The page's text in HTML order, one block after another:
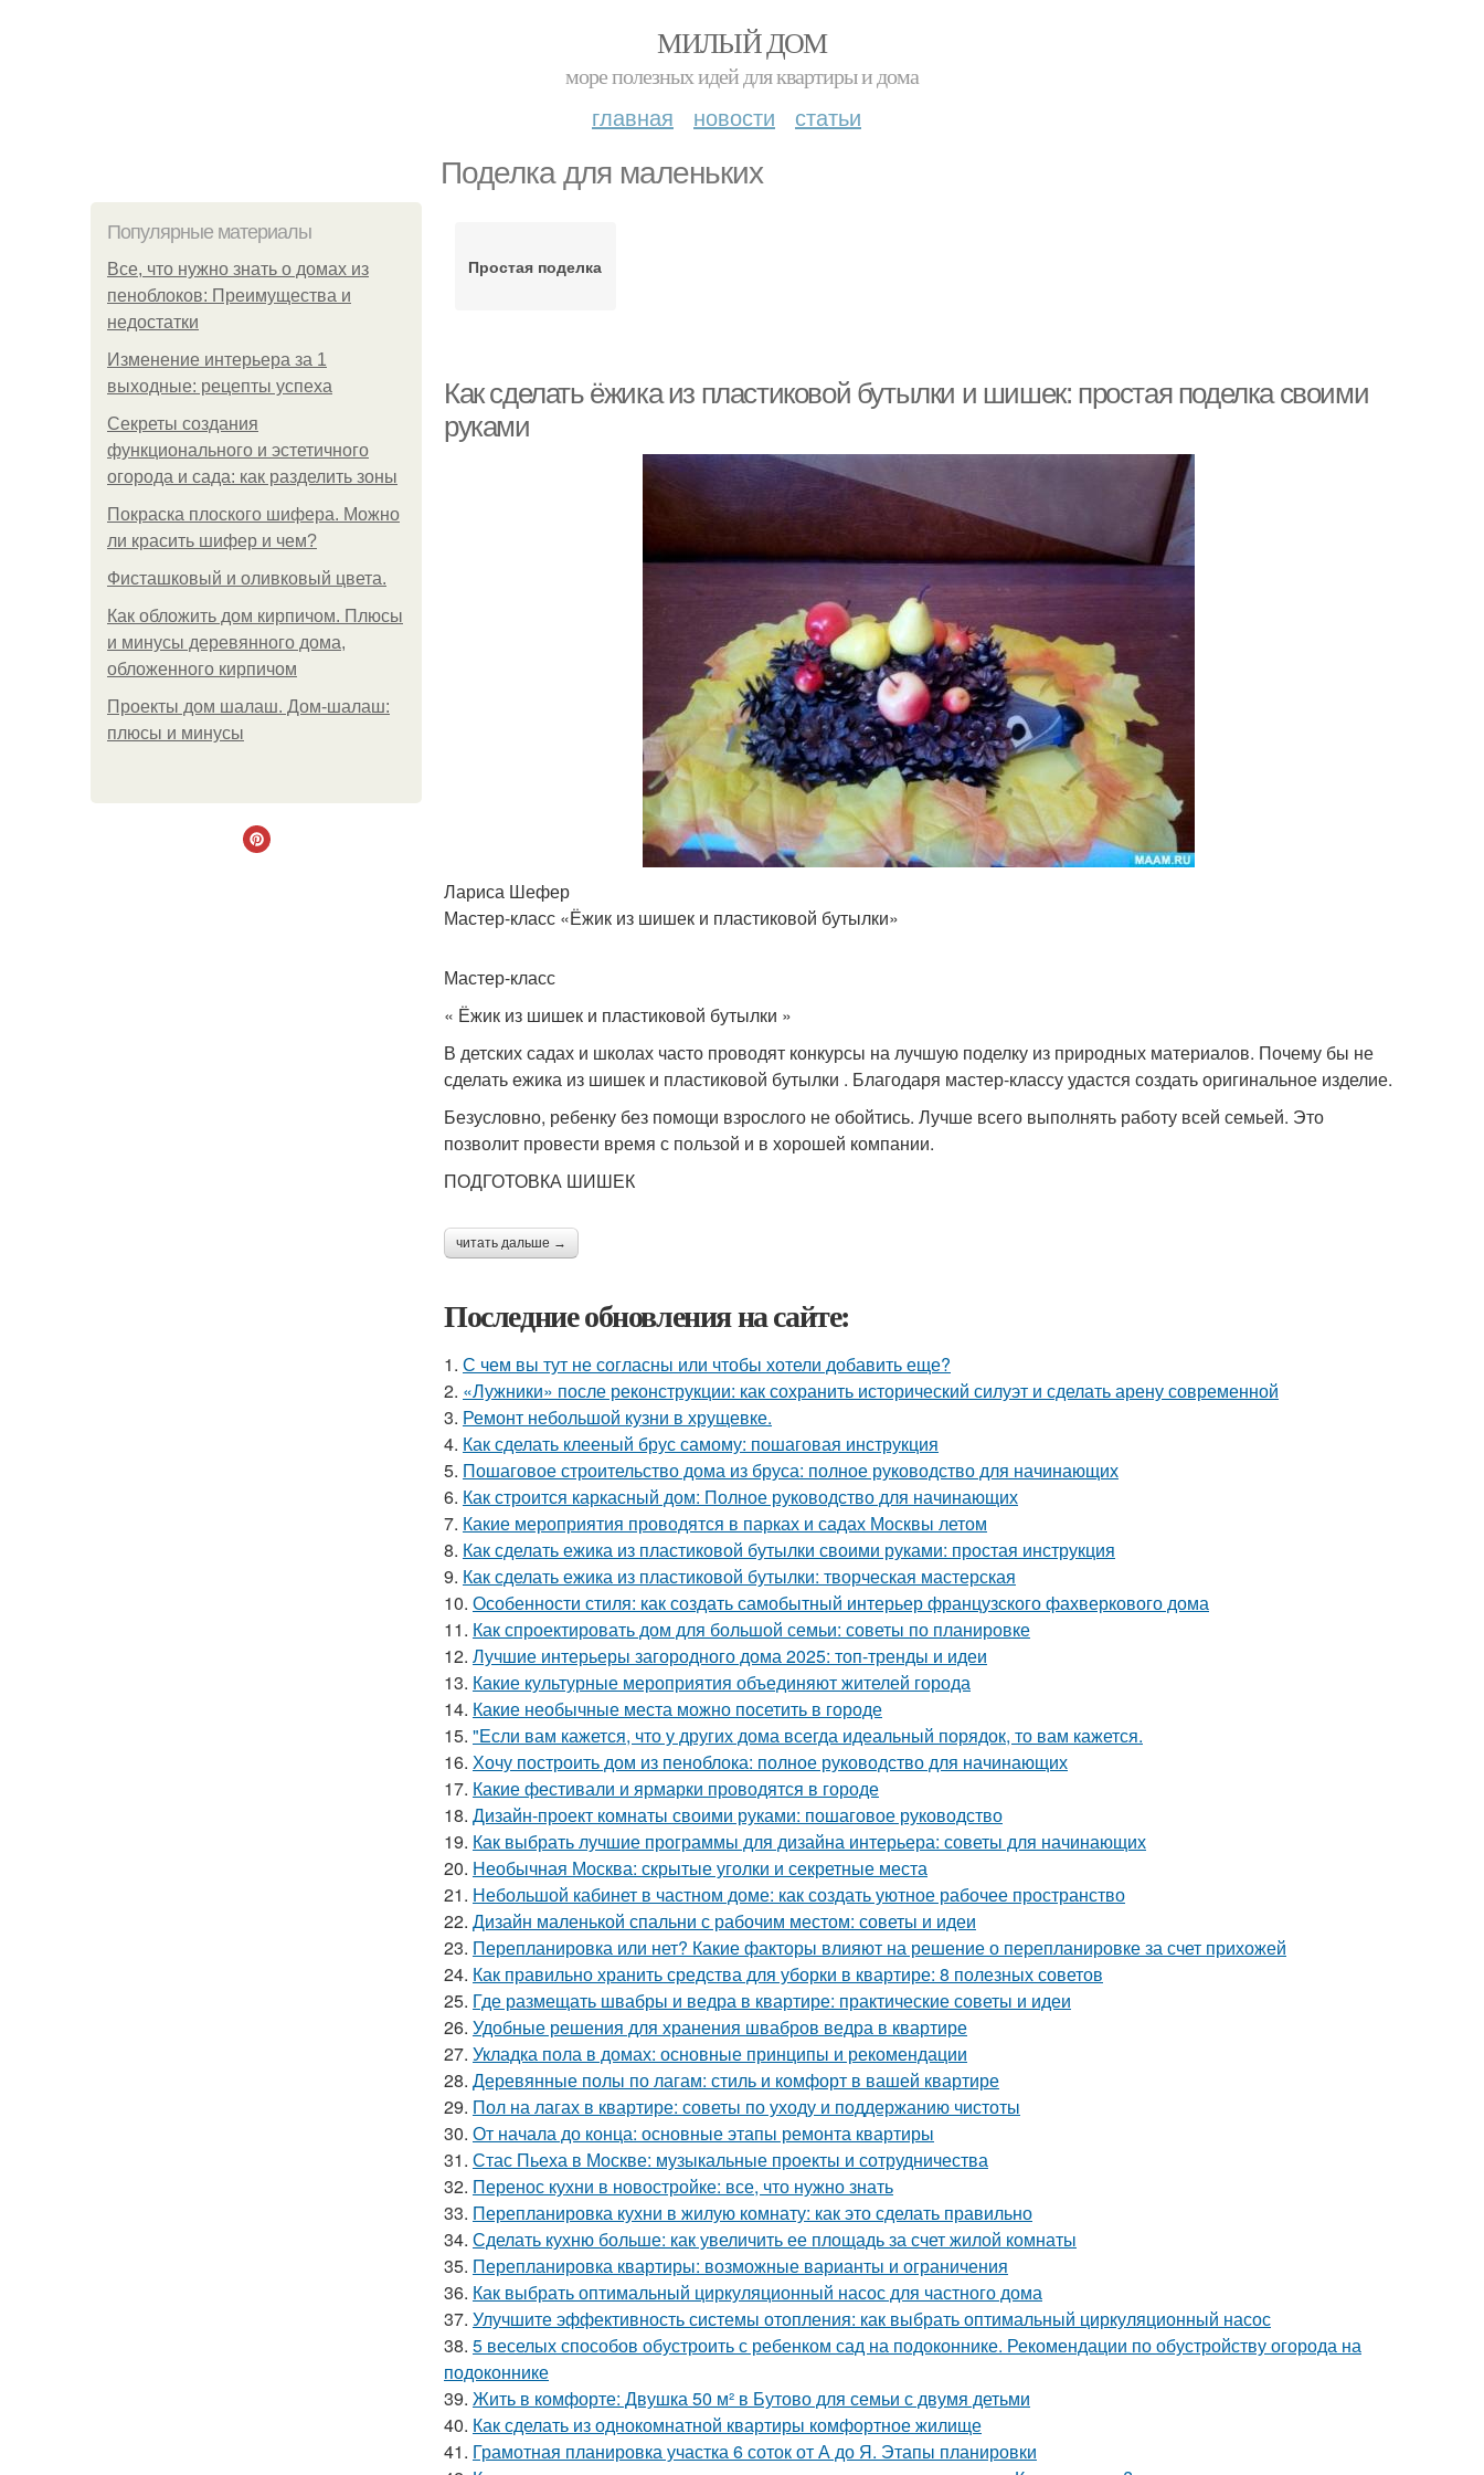
МИЛЫЙ ДОМ
море полезных идей для квартиры и дома
главная новости статьи
Поделка для маленьких
Популярные материалы
Все, что нужно знать о домах из
пеноблоков: Преимущества и
недостатки
Изменение интерьера за 1
выходные: рецепты успеха
Секреты создания
функционального и эстетичного
огорода и сада: как разделить зоны
Покраска плоского шифера. Можно
ли красить шифер и чем?
Фисташковый и оливковый цвета.
Как обложить дом кирпичом. Плюсы
и минусы деревянного дома,
обложенного кирпичом
Проекты дом шалаш. Дом-шалаш:
плюсы и минусы
Простая поделка
Как сделать ёжика из пластиковой бутылки и шишек: простая поделка своими
руками
Лариса Шефер
Мастер-класс «Ёжик из шишек и пластиковой бутылки»
Мастер-класс
« Ёжик из шишек и пластиковой бутылки »
В детских садах и школах часто проводят конкурсы на лучшую поделку из природных материалов. Почему бы не
сделать ежика из шишек и пластиковой бутылки . Благодаря мастер-классу удастся создать оригинальное изделие.
Безусловно, ребенку без помощи взрослого не обойтись. Лучше всего выполнять работу всей семьей. Это
позволит провести время с пользой и в хорошей компании.
ПОДГОТОВКА ШИШЕК
читать дальше →
Последние обновления на сайте:
1. С чем вы тут не согласны или чтобы хотели добавить еще?
2. «Лужники» после реконструкции: как сохранить исторический силуэт и сделать арену современной
3. Ремонт небольшой кузни в хрущевке.
4. Как сделать клееный брус самому: пошаговая инструкция
5. Пошаговое строительство дома из бруса: полное руководство для начинающих
6. Как строится каркасный дом: Полное руководство для начинающих
7. Какие мероприятия проводятся в парках и садах Москвы летом
8. Как сделать ежика из пластиковой бутылки своими руками: простая инструкция
9. Как сделать ежика из пластиковой бутылки: творческая мастерская
10. Особенности стиля: как создать самобытный интерьер французского фахверкового дома
11. Как спроектировать дом для большой семьи: советы по планировке
12. Лучшие интерьеры загородного дома 2025: топ-тренды и идеи
13. Какие культурные мероприятия объединяют жителей города
14. Какие необычные места можно посетить в городе
15. "Если вам кажется, что у других дома всегда идеальный порядок, то вам кажется.
16. Хочу построить дом из пеноблока: полное руководство для начинающих
17. Какие фестивали и ярмарки проводятся в городе
18. Дизайн-проект комнаты своими руками: пошаговое руководство
19. Как выбрать лучшие программы для дизайна интерьера: советы для начинающих
20. Необычная Москва: скрытые уголки и секретные места
21. Небольшой кабинет в частном доме: как создать уютное рабочее пространство
22. Дизайн маленькой спальни с рабочим местом: советы и идеи
23. Перепланировка или нет? Какие факторы влияют на решение о перепланировке за счет прихожей
24. Как правильно хранить средства для уборки в квартире: 8 полезных советов
25. Где размещать швабры и ведра в квартире: практические советы и идеи
26. Удобные решения для хранения швабров ведра в квартире
27. Укладка пола в домах: основные принципы и рекомендации
28. Деревянные полы по лагам: стиль и комфорт в вашей квартире
29. Пол на лагах в квартире: советы по уходу и поддержанию чистоты
30. От начала до конца: основные этапы ремонта квартиры
31. Стас Пьеха в Москве: музыкальные проекты и сотрудничества
32. Перенос кухни в новостройке: все, что нужно знать
33. Перепланировка кухни в жилую комнату: как это сделать правильно
34. Сделать кухню больше: как увеличить ее площадь за счет жилой комнаты
35. Перепланировка квартиры: возможные варианты и ограничения
36. Как выбрать оптимальный циркуляционный насос для частного дома
37. Улучшите эффективность системы отопления: как выбрать оптимальный циркуляционный насос
38. 5 веселых способов обустроить с ребенком сад на подоконнике. Рекомендации по обустройству огорода на
подоконнике
39. Жить в комфорте: Двушка 50 м² в Бутово для семьи с двумя детьми
40. Как сделать из однокомнатной квартиры комфортное жилище
41. Грамотная планировка участка 6 соток от А до Я. Этапы планировки